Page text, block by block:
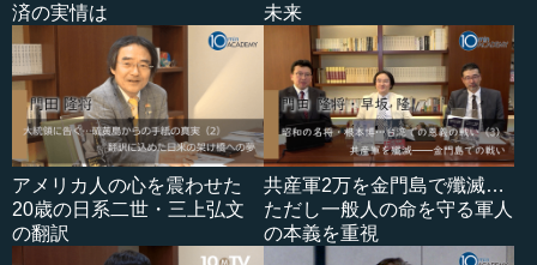
済の実情は
未来
アメリカ人の心を震わせた
20歳の日系二世・三上弘文
の翻訳
共産軍2万を金門島で殲滅…
ただし一般人の命を守る軍人
の本義を重視